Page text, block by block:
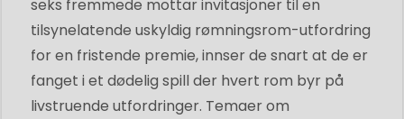
seks fremmede mottar invitasjoner til en
tilsynelatende uskyldig rømningsrom-utfordring
for en fristende premie, innser de snart at de er
fanget i et dødelig spill der hvert rom byr på
livstruende utfordringer. Temaer om